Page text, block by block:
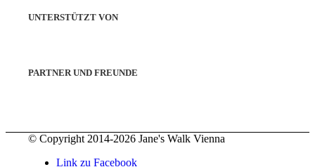
UNTERSTÜTZT VON
PARTNER UND FREUNDE
© Copyright 2014-2026 Jane's Walk Vienna
Link zu Facebook